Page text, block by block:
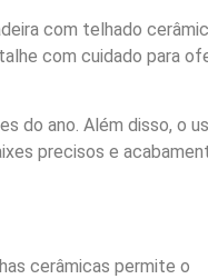
com telhado
com cuidado para
do ano. Além disso, o
precisos e
cerâmicas permite o